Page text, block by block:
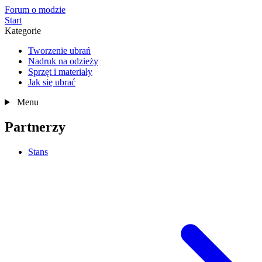
Forum o modzie
Start
Kategorie
Tworzenie ubrań
Nadruk na odzieży
Sprzęt i materiały
Jak się ubrać
Menu
Partnerzy
Stans